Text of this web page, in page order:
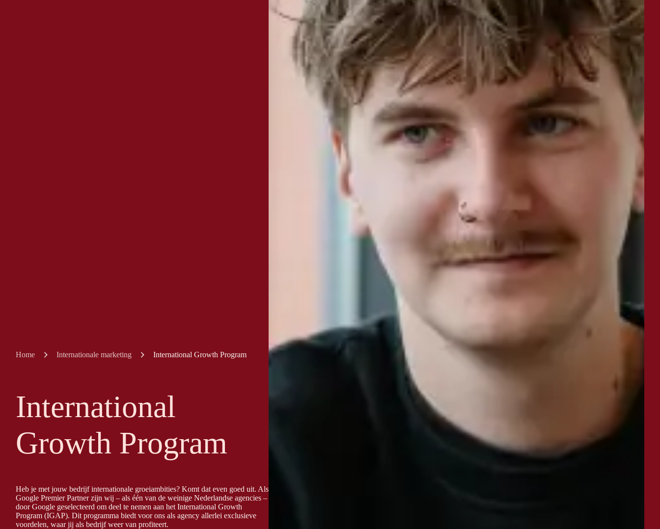
Home Internationale marketing International Growth Program
International
Growth Program
Heb je met jouw bedrijf internationale groeiambities? Komt dat even goed uit. Als
Google Premier Partner zijn wij – als één van de weinige Nederlandse agencies –
door Google geselecteerd om deel te nemen aan het International Growth
Program (IGAP). Dit programma biedt voor ons als agency allerlei exclusieve
voordelen, waar jij als bedrijf weer van profiteert.